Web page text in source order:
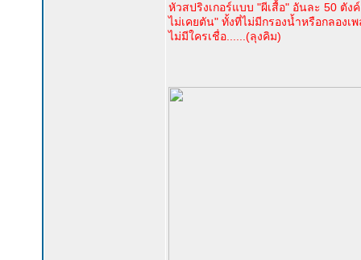
หัวสปริงเกอร์แบบ "ผีเสื้อ" อันละ 50 ตั
ไม่เคยตัน" ทั้งที่ไม่มีกรองน้ำหรือกลองเ
ไม่มีใครเชื่อ......(ลุงคิม)